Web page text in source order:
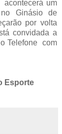
um
Ginásio de
por volta
convidada a
Telefone com
Esporte